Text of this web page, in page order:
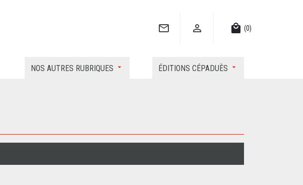
  local_mall (0)
NOS AUTRES RUBRIQUES ÉDITIONS CÉPADUÈS